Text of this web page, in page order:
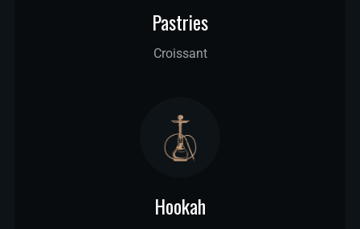
Pastries
Croissant
Hookah